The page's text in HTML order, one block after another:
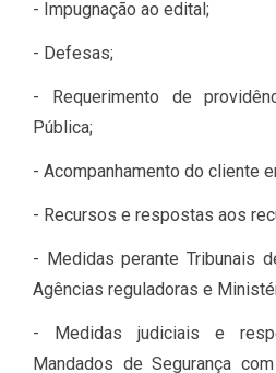
- Impugnação ao edital;
- Defesas;
- Requerimento de
Pública;
- Acompanhamento do cliente
- Recursos e respostas aos
- Medidas perante Tribunais
Agências reguladoras e
- Medidas judiciais e
Mandados de Segurança